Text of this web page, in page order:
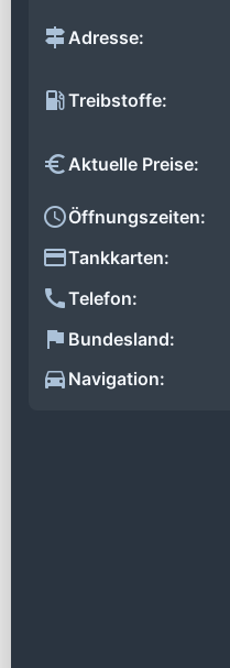
Adresse:
Treibstoffe:
Aktuelle Preise:
Öffnungszeiten:
Tankkarten:
Telefon:
Bundesland:
Navigation: